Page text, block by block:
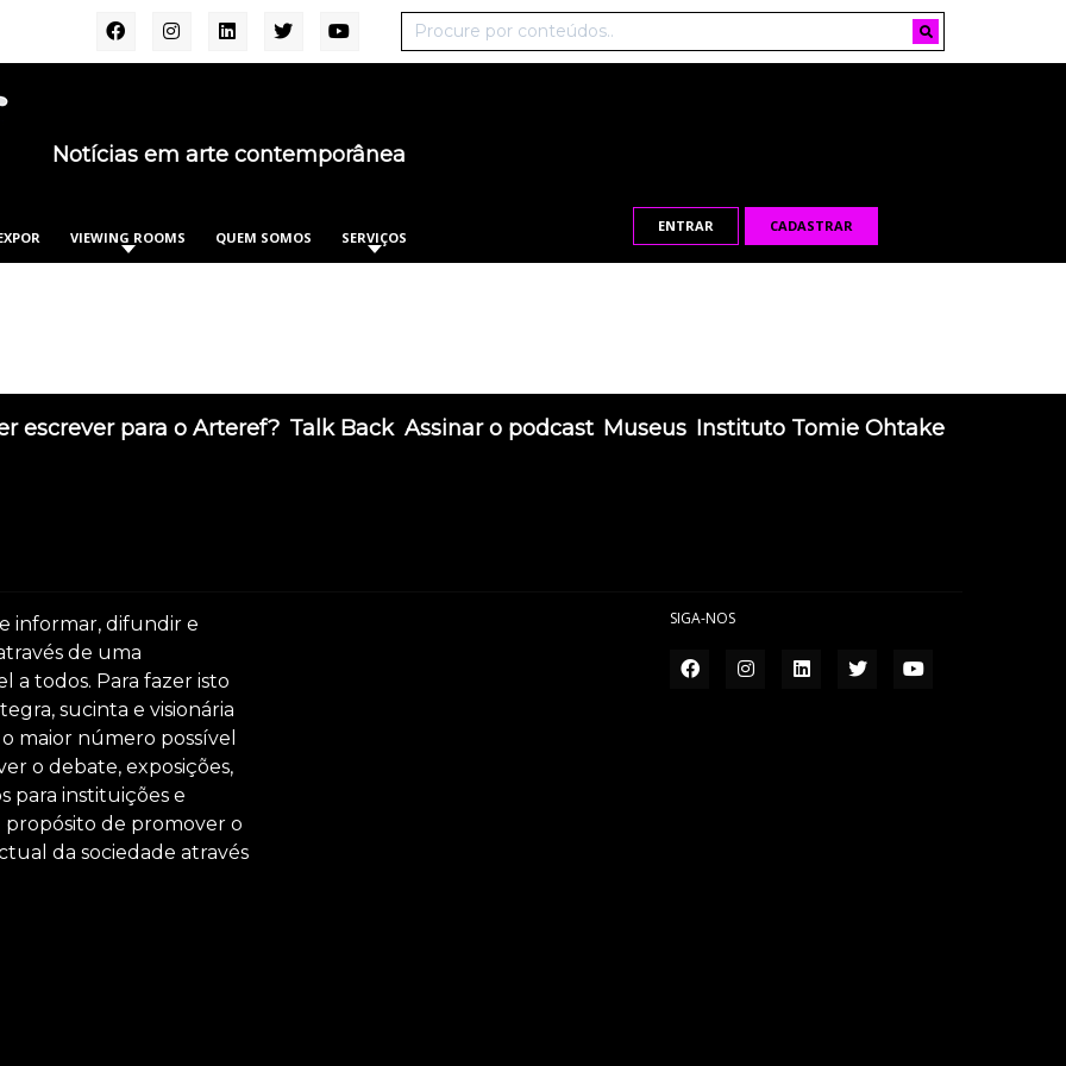
Notícias em arte contemporânea
VIEWING ROOMS QUEM SOMOS SERVIÇOS
ENTRAR CADASTRAR
escrever para o Arteref? Talk Back Assinar o podcast Museus Instituto Tomie Ohtake
informar, difundir e
de uma
a todos. Para fazer isto
sucinta e visionária
maior número possível
o debate, exposições,
para instituições e
propósito de promover o
da sociedade através
SIGA-NOS